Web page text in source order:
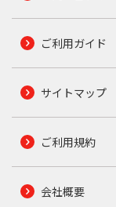
ご利用ガイド
サイトマップ
ご利用規約
会社概要